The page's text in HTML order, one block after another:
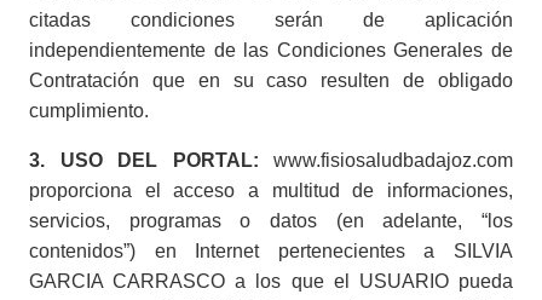
citadas condiciones serán de aplicación
independientemente de las Condiciones Generales de
Contratación que en su caso resulten de obligado
cumplimiento.
3. USO DEL PORTAL: www.fisiosaludbadajoz.com
proporciona el acceso a multitud de informaciones,
servicios, programas o datos (en adelante, “los
contenidos”) en Internet pertenecientes a SILVIA
GARCIA CARRASCO a los que el USUARIO pueda